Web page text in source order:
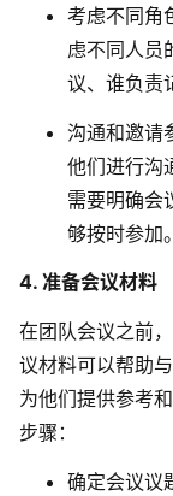
考虑不同角
虑不同人员
议、谁负责
沟通和邀请
他们进行沟
需要明确会
够按时参加。
4. 准备会议材料
在团队会议之前
议材料可以帮助
为他们提供参考
步骤：
确定会议议